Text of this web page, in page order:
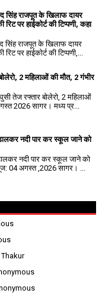
सिंह राजपूत के खिलाफ दायर
पर हाईकोर्ट की टिप्पणी, कहा
सिंह राजपूत के खिलाफ दायर
पर हाईकोर्ट की टिप्पणी,...
2 महिलाओं की मौत, 2 गंभीर
तेज रफ्तार बोलेरो, 2 महिलाओं
2026 सागर। मध्य प्र...
नदी पार कर स्कूल जाने को
नदी पार कर स्कूल जाने को
04 अगस्त ,2026 सागर। ...